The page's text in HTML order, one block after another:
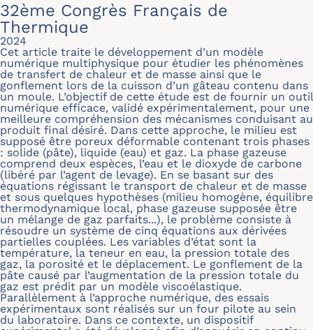
32ème Congrès Français de
Thermique
2024
Cet article traite le développement d’un modèle
numérique multiphysique pour étudier les phénomènes
de transfert de chaleur et de masse ainsi que le
gonflement lors de la cuisson d’un gâteau contenu dans
un moule. L’objectif de cette étude est de fournir un outil
numérique efficace, validé expérimentalement, pour une
meilleure compréhension des mécanismes conduisant au
produit final désiré. Dans cette approche, le milieu est
supposé être poreux déformable contenant trois phases
: solide (pâte), liquide (eau) et gaz. La phase gazeuse
comprend deux espèces, l’eau et le dioxyde de carbone
(libéré par l’agent de levage). En se basant sur des
équations régissant le transport de chaleur et de masse
et sous quelques hypothèses (milieu homogène, équilibre
thermodynamique local, phase gazeuse supposée être
un mélange de gaz parfaits...), le problème consiste à
résoudre un système de cinq équations aux dérivées
partielles couplées. Les variables d’état sont la
température, la teneur en eau, la pression totale des
gaz, la porosité et le déplacement. Le gonflement de la
pâte causé par l’augmentation de la pression totale du
gaz est prédit par un modèle viscoélastique.
Parallèlement à l’approche numérique, des essais
expérimentaux sont réalisés sur un four pilote au sein
du laboratoire. Dans ce contexte, un dispositif